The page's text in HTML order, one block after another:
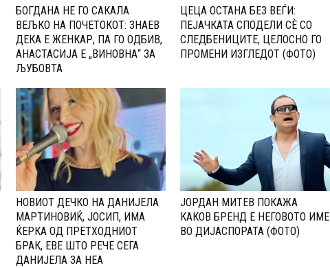
БОГДАНА НЕ ГО САКАЛА
ВЕЉКО НА ПОЧЕТОКОТ: 3НАЕВ
ДЕКА Е ЖЕНКАР, ПА ГО ОДБИВ,
АНАСТАСИЈА Е „ВИНОВНА“ ЗА
ЉУБОВТА
ЦЕЦА ОСТАНА БЕЗ ВЕЃИ:
ПЕЈАЧКАТА СПОДЕЛИ СЀ СО
CЛЕДБЕНИЦИТЕ, ЦЕЛОСНО ГО
ПРОМЕНИ ИЗГЛЕДОТ (ФОТО)
НОВИОТ ДЕЧКО НА ДАНИЈЕЛА
МАPТИНОВИЌ, ЈОСИП, ИМА
ЌЕPКА ОД ПPЕТХОДНИОТ
БРАК, ЕВЕ ШТО РЕЧЕ СЕГА
ДАНИЈЕЛА ЗА НЕА
ЈОРДАН МИТЕВ ПОКАЖА
КАКОВ БРЕНД Е НЕГОВОТО ИМЕ
ВО ДИЈАСПОРАТА (ФОТО)